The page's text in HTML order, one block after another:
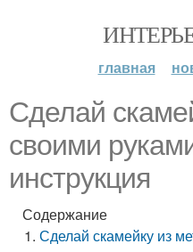
главная
Сделай
своими
инструкция
Содержание
Сделай скамейку из